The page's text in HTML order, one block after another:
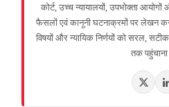
कोर्ट, उच्च न्यायालयों, उपभोक्ता
फैसलों एवं कानूनी घटनाक्रमों पर लेखन
विषयों और न्यायिक निर्णयों को सरल,
तक